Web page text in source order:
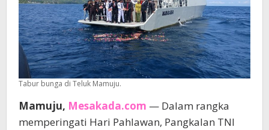
Tabur bunga di Teluk Mamuju.
Mamuju, Mesakada.com — Dalam rangka
memperingati Hari Pahlawan, Pangkalan TNI